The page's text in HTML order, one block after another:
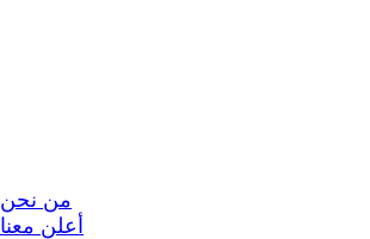
من نحن
أعلن معنا